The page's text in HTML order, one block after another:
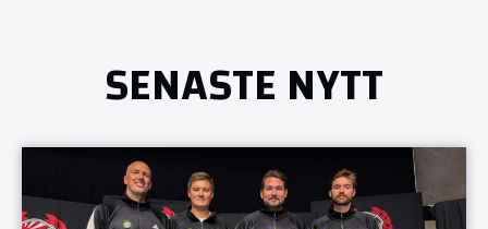
SENASTE NYTT